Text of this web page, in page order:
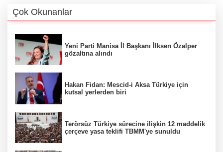
Çok Okunanlar
Yeni Parti Manisa İl Başkanı İlksen Özalper
gözaltına alındı
Hakan Fidan: Mescid-i Aksa Türkiye için
kutsal yerlerden biri
Terörsüz Türkiye sürecine ilişkin 12 maddelik
çerçeve yasa teklifi TBMM'ye sunuldu